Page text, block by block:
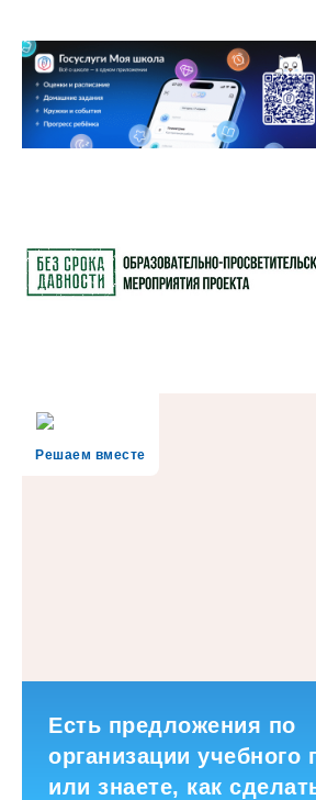
Решаем вместе
Есть предложения по
организации учебного
или знаете, как